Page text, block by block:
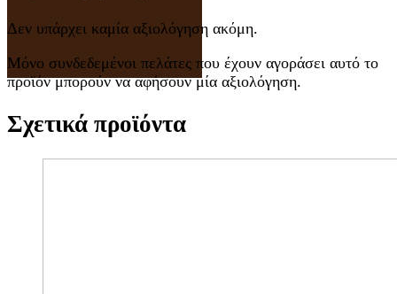
Δεν υπάρχει καμία αξιολόγηση ακόμη.
Μόνο συνδεδεμένοι πελάτες που έχουν αγοράσει αυτό το
προϊόν μπορούν να αφήσουν μία αξιολόγηση.
Σχετικά προϊόντα